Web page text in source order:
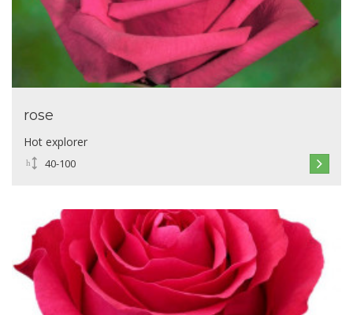
rose
Hot explorer
40-100